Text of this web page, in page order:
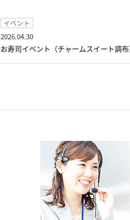
イベント
2026.04.30
お寿司イベント（チャームスイート調